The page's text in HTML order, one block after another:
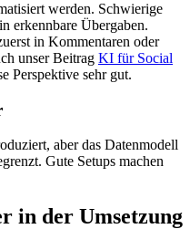
werden. Schwierige
erkennbare Übergaben.
in Kommentaren oder
unser Beitrag KI für Social
Perspektive sehr gut.
aber das Datenmodell
Gute Setups machen
in der Umsetzung